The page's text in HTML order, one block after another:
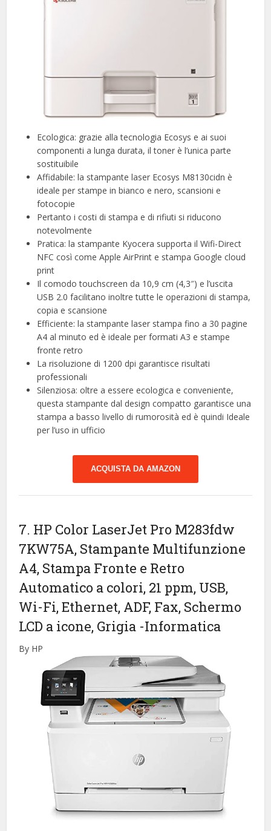
Ecologica: grazie alla tecnologia Ecosys e ai suoi
componenti a lunga durata, il toner è l’unica parte
sostituibile
Affidabile: la stampante laser Ecosys M8130cidn è
ideale per stampe in bianco e nero, scansioni e
fotocopie
Pertanto i costi di stampa e di rifiuti si riducono
notevolmente
Pratica: la stampante Kyocera supporta il Wifi-Direct
NFC così come Apple AirPrint e stampa Google cloud
print
Il comodo touchscreen da 10,9 cm (4,3″) e l’uscita
USB 2.0 facilitano inoltre tutte le operazioni di stampa,
copia e scansione
Efficiente: la stampante laser stampa fino a 30 pagine
A4 al minuto ed è ideale per formati A3 e stampe
fronte retro
La risoluzione di 1200 dpi garantisce risultati
professionali
Silenziosa: oltre a essere ecologica e conveniente,
questa stampante dal design compatto garantisce una
stampa a basso livello di rumorosità ed è quindi Ideale
per l’uso in ufficio
ACQUISTA DA AMAZON
7. HP Color LaserJet Pro M283fdw
7KW75A, Stampante Multifunzione
A4, Stampa Fronte e Retro
Automatico a colori, 21 ppm, USB,
Wi-Fi, Ethernet, ADF, Fax, Schermo
LCD a icone, Grigia -Informatica
By HP